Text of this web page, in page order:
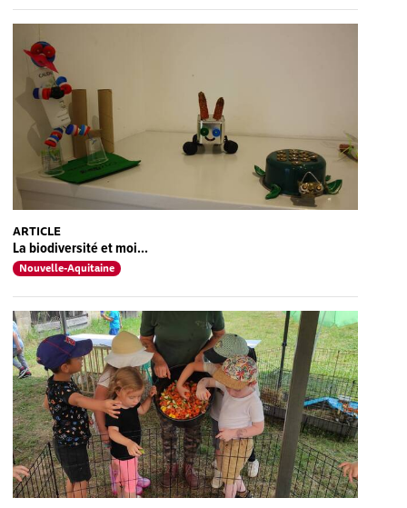
ARTICLE
La biodiversité et moi...
Nouvelle-Aquitaine